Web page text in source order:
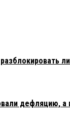
дефляцию,